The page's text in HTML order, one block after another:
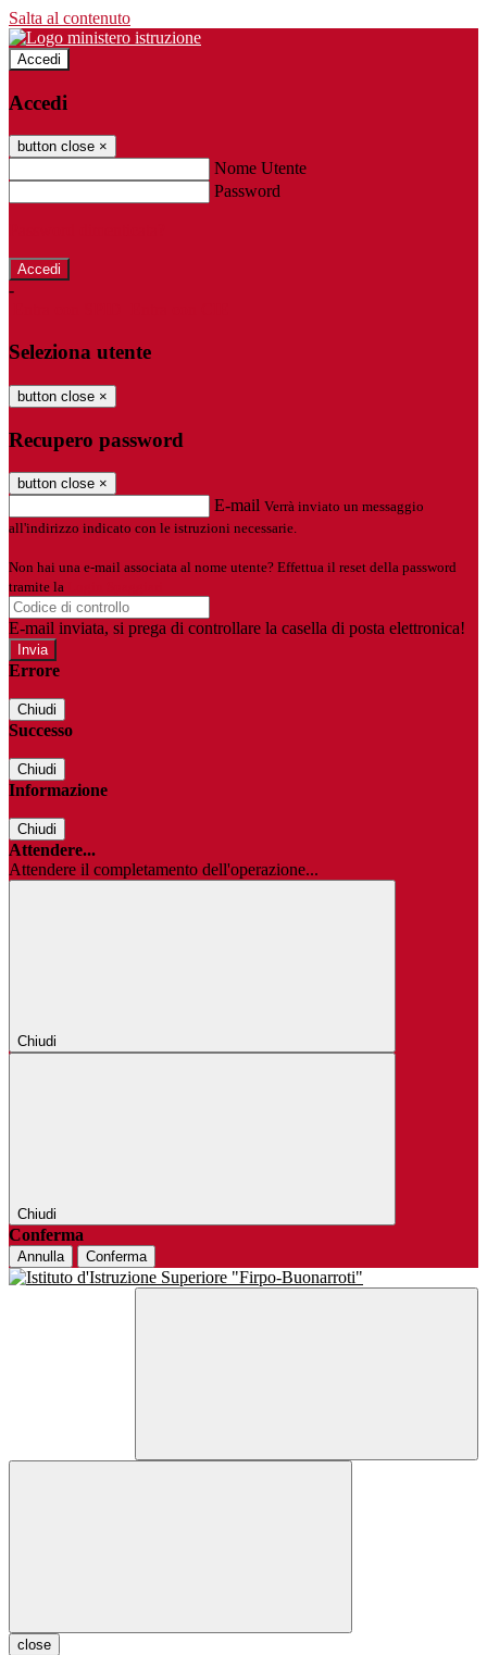
Salta al contenuto
Accedi
Accedi
button close ×
Nome Utente
Password
-
Seleziona utente
button close ×
Recupero password
button close ×
E-mail Verrà inviato un messaggio
all'indirizzo indicato con le istruzioni necessarie.
Non hai una e-mail associata al nome utente? Effettua il reset della password
tramite la
E-mail inviata, si prega di controllare la casella di posta elettronica!
Errore
Chiudi
Successo
Chiudi
Informazione
Chiudi
Attendere...
Attendere il completamento dell'operazione...
Chiudi
Chiudi
Conferma
Annulla Conferma
close